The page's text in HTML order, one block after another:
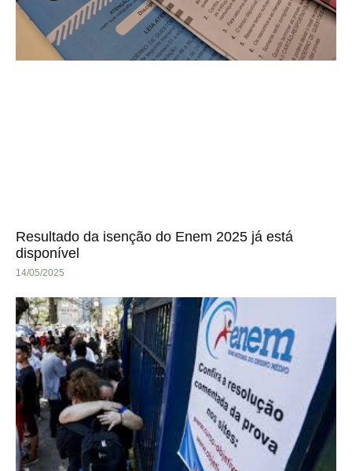
Resultado da isenção do Enem 2025 já está
disponível
14/05/2025